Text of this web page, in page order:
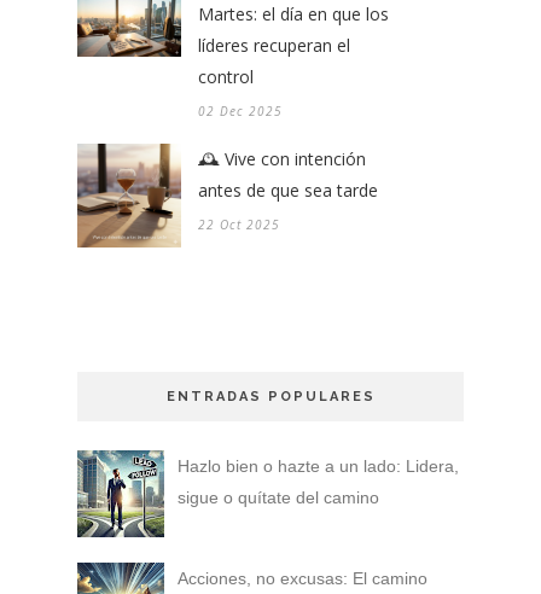
Martes: el día en que los
líderes recuperan el
control
02 Dec 2025
🕰️ Vive con intención
antes de que sea tarde
22 Oct 2025
ENTRADAS POPULARES
Hazlo bien o hazte a un lado: Lidera,
sigue o quítate del camino
Acciones, no excusas: El camino